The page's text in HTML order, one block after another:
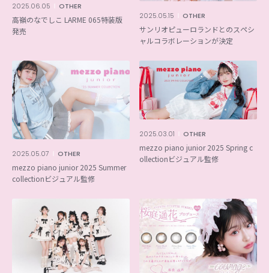
2025.06.05 OTHER
高嶺のなでしこ LARME 065特装版
発売
2025.05.15 OTHER
サンリオピューロランドとのスペシ
ャルコラボレーションが決定
2025.05.07 OTHER
mezzo piano junior 2025 Summer
collectionビジュアル監修
2025.03.01 OTHER
mezzo piano junior 2025 Spring c
ollectionビジュアル監修